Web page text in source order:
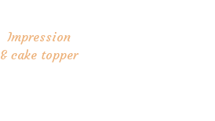
Impression
& cake topper